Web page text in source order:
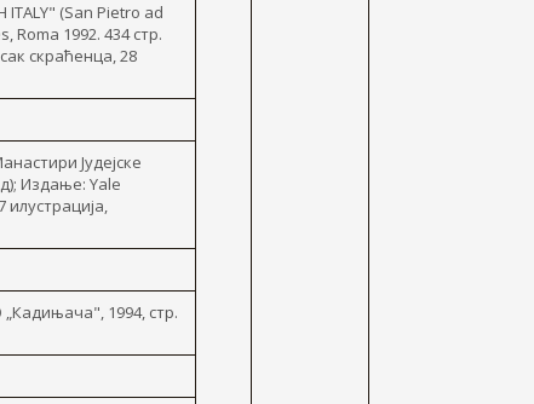
ITALY" (San Pietro ad
1992. 434 стр.
скраћенца, 28
Јудејске
Издање: Yale
илустрација,
1994, стр.